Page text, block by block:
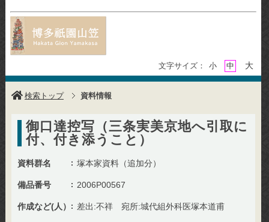
文字サイズ： 小 中 大
検索トップ 資料情報
御口達控写（三条実美京地へ引取に
付、付き添うこと）
資料群名 塚本家資料（追加分）
備品番号 2006P00567
作成など(人） 差出:不祥 宛所:城代組外科医塚本道甫